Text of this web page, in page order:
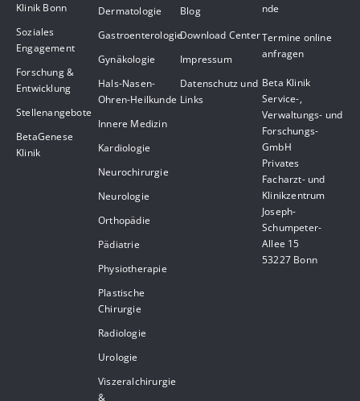
Klinik Bonn
Soziales
Engagement
Forschung &
Entwicklung
Stellenangebote
BetaGenese
Klinik
Dermatologie
Gastroenterologie
Gynäkologie
Hals-Nasen-
Ohren-Heilkunde
Innere Medizin
Kardiologie
Neurochirurgie
Neurologie
Orthopädie
Pädiatrie
Physiotherapie
Plastische
Chirurgie
Radiologie
Urologie
Viszeralchirurgie
&
Blog
Download Center
Impressum
Datenschutz und
Links
nde
Termine online
anfragen
Beta Klinik
Service-,
Verwaltungs- und
Forschungs-
GmbH
Privates
Facharzt- und
Klinikzentrum
Joseph-
Schumpeter-
Allee 15
53227 Bonn